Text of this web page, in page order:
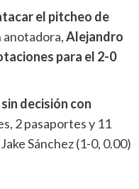
el pitcheo de
anotadora,Alejandro
para el 2-0
decisión con
2 pasaportes y 11
Sánchez (1-0, 0.00)